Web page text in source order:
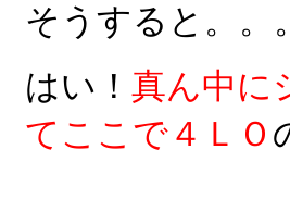
そうすると。。。
はい！ 真ん中に
てここで４ＬＯ